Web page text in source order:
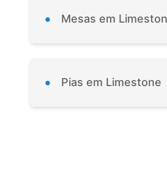
• Mesas em
• Pias em Limestone